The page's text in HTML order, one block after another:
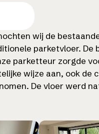
wij de
parketvloer. De
parketteur zorgde
wijze aan, ook
De vloer werd